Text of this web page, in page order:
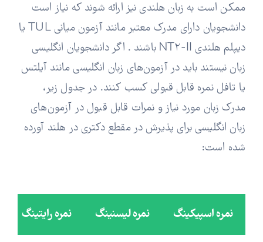
ممکن است به زبان هلندی نیز ارائه شوند که نیاز است
دانشجویان دارای مدرک معتبر مانند آزمون میانی TUL یا
دیپلم هلندی NT2-II باشند . اگر دانشجویان انگلیسی
زبان نیستند باید در آزمون‌های زبان انگلیسی مانند آیلتس
یا تافل نمره قابل قبولی کسب کنند. در جدول زیر،
مدرک زبان مورد نیاز و نمرات قابل قبول در آزمون‌های
زبان انگلیسی برای پذیرش در مقطع دکتری در هلند آورده
شده است:
نمره اسپیکینگ نمره لیسنینگ نمره رایتینگ